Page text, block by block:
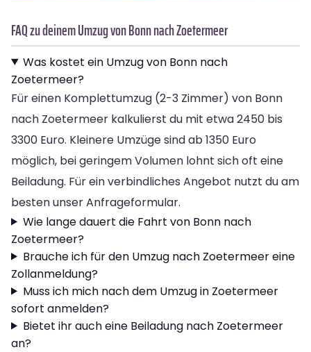
FAQ zu deinem Umzug von Bonn nach Zoetermeer
Was kostet ein Umzug von Bonn nach
Zoetermeer?
Für einen Komplettumzug (2-3 Zimmer) von Bonn
nach Zoetermeer kalkulierst du mit etwa 2450 bis
3300 Euro. Kleinere Umzüge sind ab 1350 Euro
möglich, bei geringem Volumen lohnt sich oft eine
Beiladung. Für ein verbindliches Angebot nutzt du am
besten unser Anfrageformular.
Wie lange dauert die Fahrt von Bonn nach
Zoetermeer?
Brauche ich für den Umzug nach Zoetermeer eine
Zollanmeldung?
Muss ich mich nach dem Umzug in Zoetermeer
sofort anmelden?
Bietet ihr auch eine Beiladung nach Zoetermeer
an?